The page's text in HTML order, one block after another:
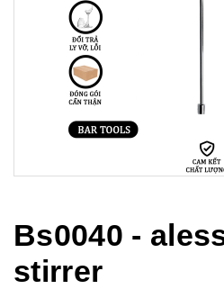
Bs0040 -
stirrer